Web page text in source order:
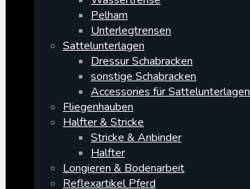
Pelham
Unterlegtrensen
Sattelunterlagen
Dressur Schabracken
sonstige Schabracken
Accessories für Sattelunterlagen
Fliegenhauben
Halfter & Stricke
Stricke & Anbinder
Halfter
Longieren & Bodenarbeit
Reflexartikel Pferd